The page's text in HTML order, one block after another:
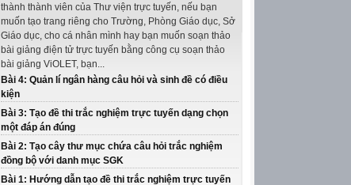
thành thành viên của Thư viện trực tuyến, nếu bạn
muốn tạo trang riêng cho Trường, Phòng Giáo dục, Sở
Giáo dục, cho cá nhân mình hay bạn muốn soạn thảo
bài giảng điện tử trực tuyến bằng công cụ soạn thảo
bài giảng ViOLET, bạn...
Bài 4: Quản lí ngân hàng câu hỏi và sinh đề có điều
kiện
Bài 3: Tạo đề thi trắc nghiệm trực tuyến dạng chọn
một đáp án đúng
Bài 2: Tạo cây thư mục chứa câu hỏi trắc nghiệm
đồng bộ với danh mục SGK
Bài 1: Hướng dẫn tạo đề thi trắc nghiệm trực tuyến